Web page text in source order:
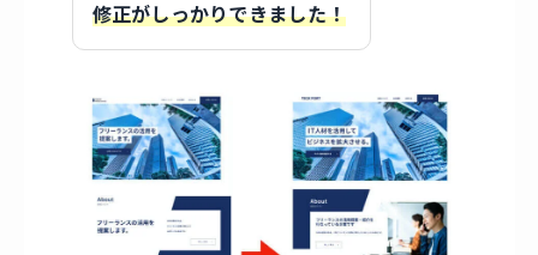
修正がしっかりできました！